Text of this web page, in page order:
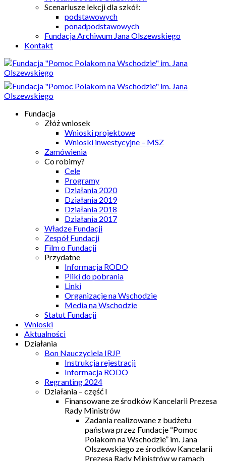
Scenariusze lekcji dla szkół:
podstawowych
ponadpodstawowych
Fundacja Archiwum Jana Olszewskiego
Kontakt
Fundacja
Złóż wniosek
Wnioski projektowe
Wnioski inwestycyjne – MSZ
Zamówienia
Co robimy?
Cele
Programy
Działania 2020
Działania 2019
Działania 2018
Działania 2017
Władze Fundacji
Zespół Fundacji
Film o Fundacji
Przydatne
Informacja RODO
Pliki do pobrania
Linki
Organizacje na Wschodzie
Media na Wschodzie
Statut Fundacji
Wnioski
Aktualności
Działania
Bon Nauczyciela IRJP
Instrukcja rejestracji
Informacja RODO
Regranting 2024
Działania – część I
Finansowane ze środków Kancelarii Prezesa
Rady Ministrów
Zadania realizowane z budżetu
państwa przez Fundacje “Pomoc
Polakom na Wschodzie” im. Jana
Olszewskiego ze środków Kancelarii
Prezesa Rady Ministrów w ramach